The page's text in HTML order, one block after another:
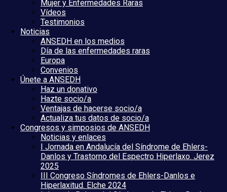
Mujer y Enfermedades Raras
Vídeos
Testimonios
Noticias
ANSEDH en los medios
Día de las enfermedades raras
Europa
Convenios
Únete a ANSEDH
Haz un donativo
Hazte socio/a
Ventajas de hacerse socio/a
Actualiza tus datos de socio/a
Congresos y simposios de ANSEDH
Noticias y enlaces
I Jornada en Andalucía del Síndrome de Ehlers-
Danlos y Trastorno del Espectro Hiperlaxo. Jerez
2025
III Congreso Síndromes de Ehlers-Danlos e
Hiperlaxitud. Elche 2024